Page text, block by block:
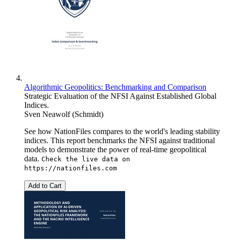
Algorithmic Geopolitics: Benchmarking and Comparison
Strategic Evaluation of the NFSI Against Established Global
Indices.
Sven Neawolf (Schmidt)
See how NationFiles compares to the world's leading stability
indices. This report benchmarks the NFSI against traditional
models to demonstrate the power of real-time geopolitical
data. Check the live data on
https://nationfiles.com
Add to Cart